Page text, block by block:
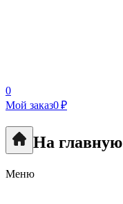
0
Мой заказ0 ₽
На главную
Меню